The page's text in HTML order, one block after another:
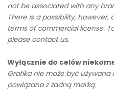
not be associated with any
There is a possibility,
terms of commercial license.
please contact us.
Wyłącznie do celów
Grafika nie może być
powiązana z żadną marką.